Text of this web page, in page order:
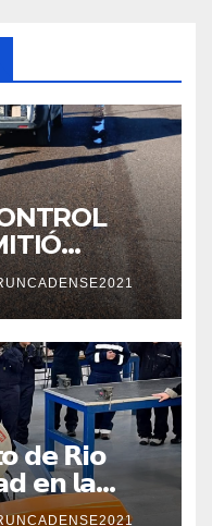
𝗱𝗲 𝗥𝗶𝗼
𝗲𝗻 𝗹𝗮
𝗲𝗹 𝗶𝗻𝗶𝗰𝗶𝗼